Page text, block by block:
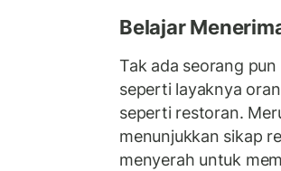
Belajar
Tak ada seorang
seperti layaknya
seperti restoran.
menunjukkan sikap
menyerah untuk